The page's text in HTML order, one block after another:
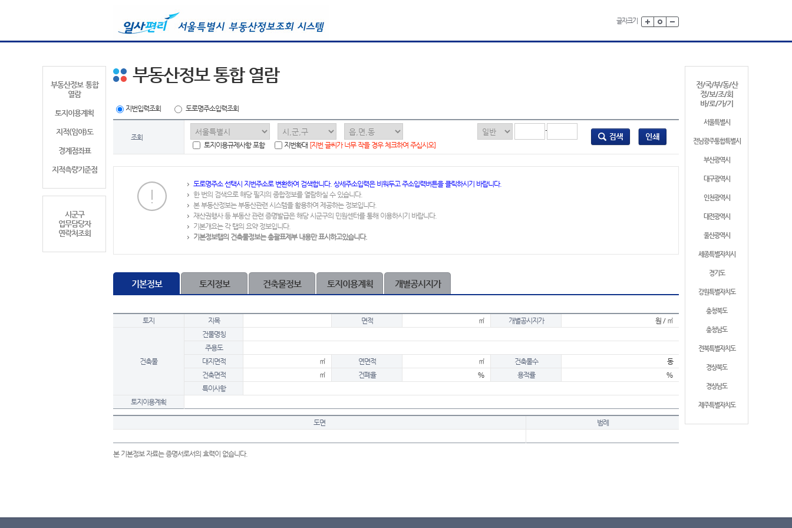
글자크기
부동산정보 통합
열람
토지이용계획
지적(임야)도
경계점좌표
지적측량기준점
시군구
업무담당자
연락처조회
전/국/부/동/산
정/보/조/회
바/로/가/기
서울특별시
전남광주통합특별시
부산광역시
대구광역시
인천광역시
대전광역시
울산광역시
세종특별자치시
경기도
강원특별자치도
충청북도
충청남도
전북특별자치도
경상북도
경상남도
제주특별자치도
부동산정보 통합 열람
지번입력조회 도로명주소입력조회
조회
-
토지이용규제사항 포함
지번확대 [지번 글씨가 너무 작을 경우 체크하여 주십시오]
도로명주소 선택시 지번주소로 변환하여 검색합니다. 상세주소입력은 비워두고 주소입력버튼을 클릭하시기 바랍니다.
한 번의 검색으로 해당 필지의 종합정보를 열람하실 수 있습니다.
본 부동산정보는 부동산관련 시스템을 활용하여 제공하는 정보입니다.
재산권행사 등 부동산 관련 증명발급은 해당 시군구의 민원센터를 통해 이용하시기 바랍니다.
기본개요는 각 탭의 요약 정보입니다.
기본정보탭의 건축물정보는 총괄표제부 내용만 표시하고있습니다.
기본정보 토지정보 건축물정보 토지이용계획 개별공시지가
토지 지목 면적 ㎡ 개별공시지가 원 / ㎡
건축물
건물명칭
주용도
대지면적
㎡ 연면적 ㎡ 건축물수
동
건축면적
㎡ 건폐율 % 용적률
%
특이사항
토지이용계획
도면 범례
본 기본정보 자료는 증명서로서의 효력이 없습니다.